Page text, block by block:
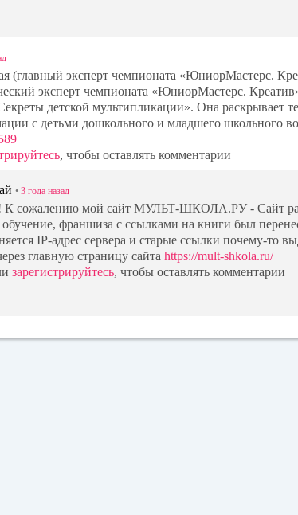
(главный эксперт чемпионата «ЮниорМастерс.
эксперт чемпионата «ЮниорМастерс.
детской мультипликации». Она раскрывает
с детьми дошкольного и младшего школьного
, чтобы оставлять комментарии
• 3 года назад
К сожалению мой сайт МУЛЬТ-ШКОЛА.РУ - Сайт
обучение, франшиза с ссылками на книги был
IP-адрес сервера и старые ссылки почему-то
главную страницу сайта https://mult-shkola.ru/
зарегистрируйтесь, чтобы оставлять комментарии